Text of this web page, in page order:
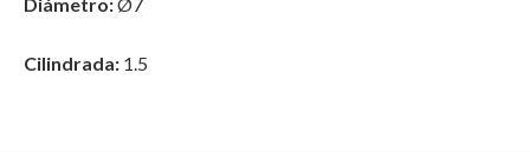
Diámetro:Ø7
Cilindrada: 1.5